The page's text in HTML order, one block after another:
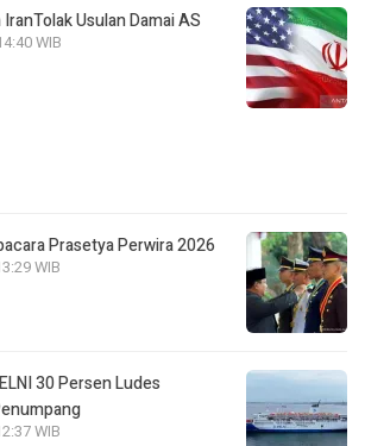
Usulan Damai AS
WIB
Prasetya Perwira 2026
WIB
30 Persen Ludes
WIB